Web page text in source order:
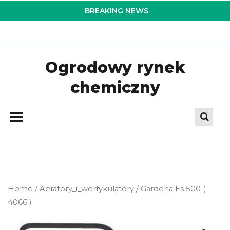
to
BREAKING NEWS
Ogrodowy rynek
chemiczny
Home /Aeratory_i_wertykulatory / Gardena Es 500 (
4066 )